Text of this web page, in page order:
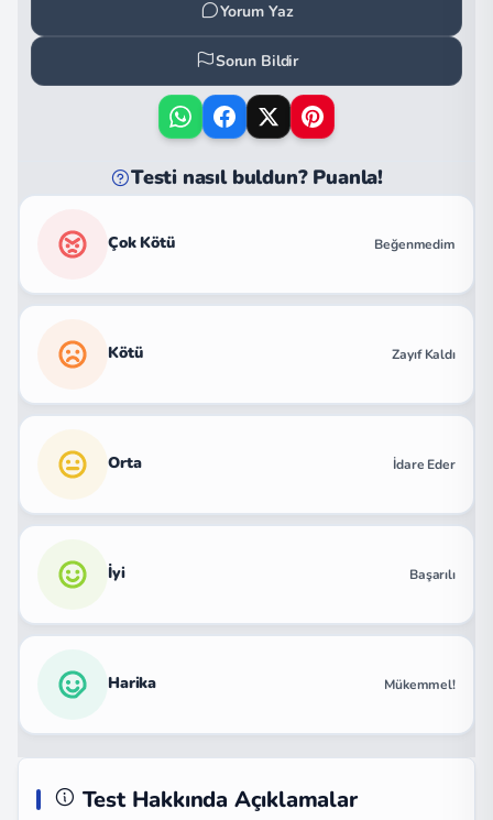
Yorum Yaz
Sorun Bildir
Testi nasıl buldun? Puanla!
Çok Kötü Beğenmedim
Kötü Zayıf Kaldı
Orta İdare Eder
İyi Başarılı
Harika Mükemmel!
Test Hakkında Açıklamalar